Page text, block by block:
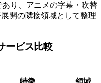
り、アニメの字幕・吹替
開の隣接領域として整理
ービス比較